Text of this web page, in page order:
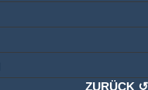
ZURÜCK ↺